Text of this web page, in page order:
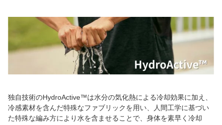
独自技術のHydroActive™は水分の気化熱による冷却効果に加え、
冷感素材を含んだ特殊なファブリックを用い、人間工学に基づい
た特殊な編み方により水を含ませることで、身体を素早く冷却